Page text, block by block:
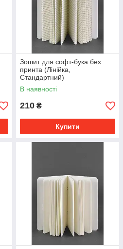
Зошит для софт-бука без
принта (Лінійка,
Стандартний)
В наявності
210 ₴
Купити